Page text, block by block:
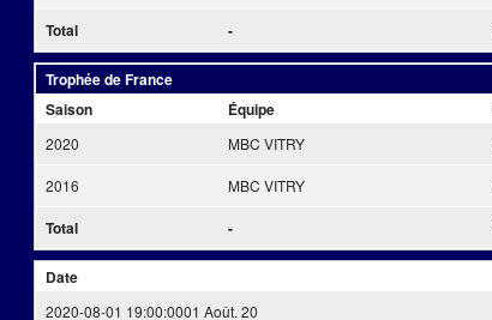
Total -
Trophée de France
Saison
Équipe
2020 MBC VITRY
2016 MBC VITRY
Total -
Date
2020-08-01 19:00:0001 Août. 20